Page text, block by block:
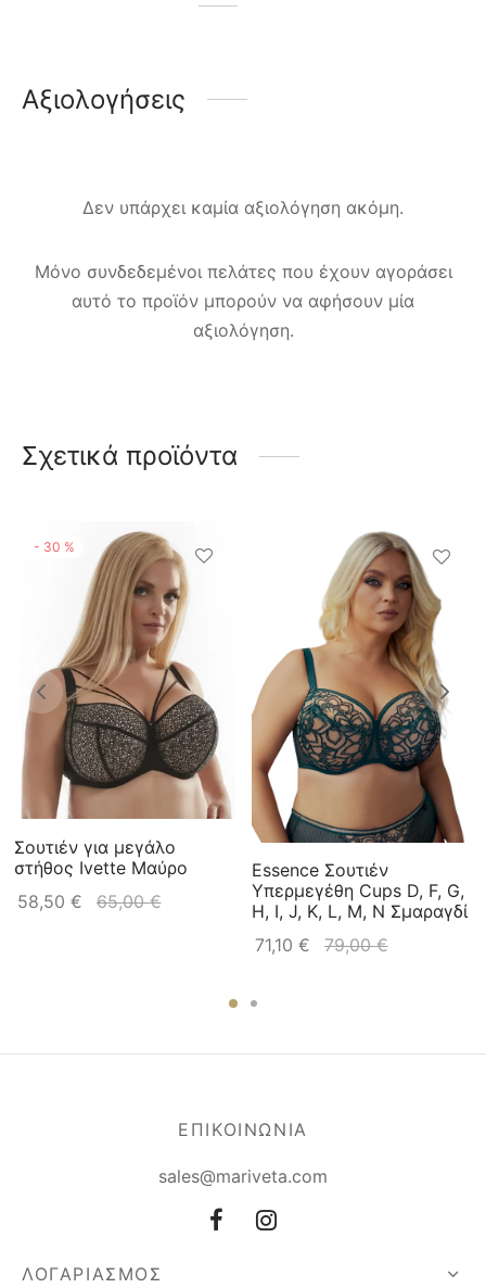
Αξιολογήσεις
Δεν υπάρχει καμία αξιολόγηση ακόμη.
Μόνο συνδεδεμένοι πελάτες που έχουν αγοράσει
αυτό το προϊόν μπορούν να αφήσουν μία
αξιολόγηση.
Σχετικά προϊόντα
- 30 %
Σουτιέν για μεγάλο
στήθος Ivette Μαύρο
58,50 € 65,00€
Essence Σουτιέν
Υπερμεγέθη Cups D, F, G,
H, I, J, K, L, M, N Σμαραγδί
71,10 € 79,00€
ΕΠΙΚΟΙΝΩΝΙΑ
sales@mariveta.com
ΛΟΓΑΡΙΑΣΜΟΣ